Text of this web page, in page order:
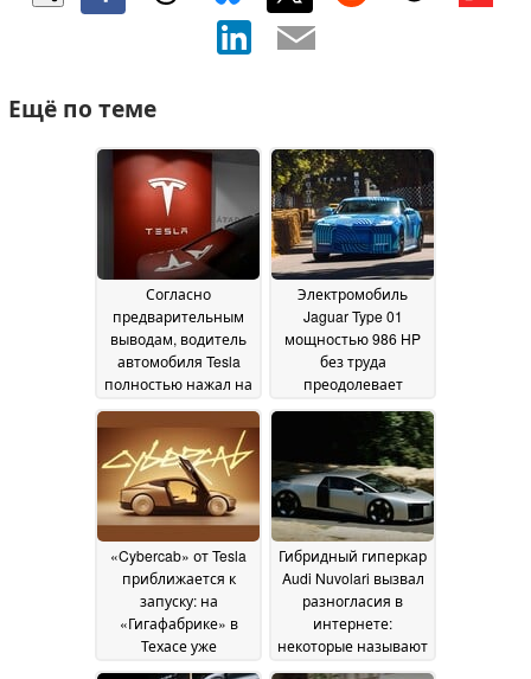
Ещё по теме
Согласно
предварительным
выводам, водитель
автомобиля Tesla
полностью нажал на
аварией17 July 2026
Электромобиль
Jaguar Type 01
мощностью 986 HP
без труда
преодолевает
автолюбители
называют его
«быстрым
холодильником»14
July 2026
«Cybercab» от Tesla
приближается к
запуску: на
«Гигафабрике» в
Техасе уже
Гибридный гиперкар
Audi Nuvolari вызвал
разногласия в
интернете:
некоторые называют